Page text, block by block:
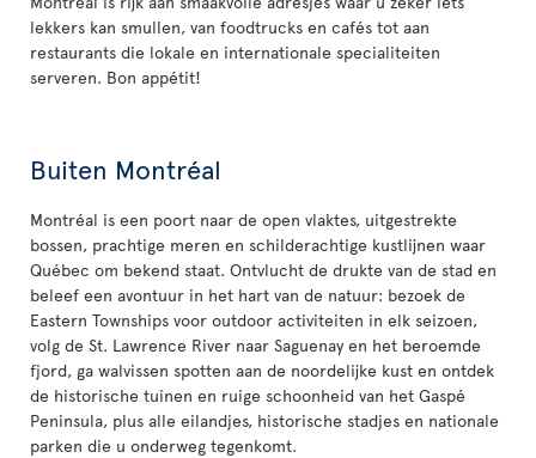
lekkers kan smullen, van foodtrucks en cafés tot aan
restaurants die lokale en internationale specialiteiten
serveren. Bon appétit!
Buiten Montréal
Montréal is een poort naar de open vlaktes, uitgestrekte
bossen, prachtige meren en schilderachtige kustlijnen waar
Québec om bekend staat. Ontvlucht de drukte van de stad en
beleef een avontuur in het hart van de natuur: bezoek de
Eastern Townships voor outdoor activiteiten in elk seizoen,
volg de St. Lawrence River naar Saguenay en het beroemde
fjord, ga walvissen spotten aan de noordelijke kust en ontdek
de historische tuinen en ruige schoonheid van het Gaspé
Peninsula, plus alle eilandjes, historische stadjes en nationale
parken die u onderweg tegenkomt.